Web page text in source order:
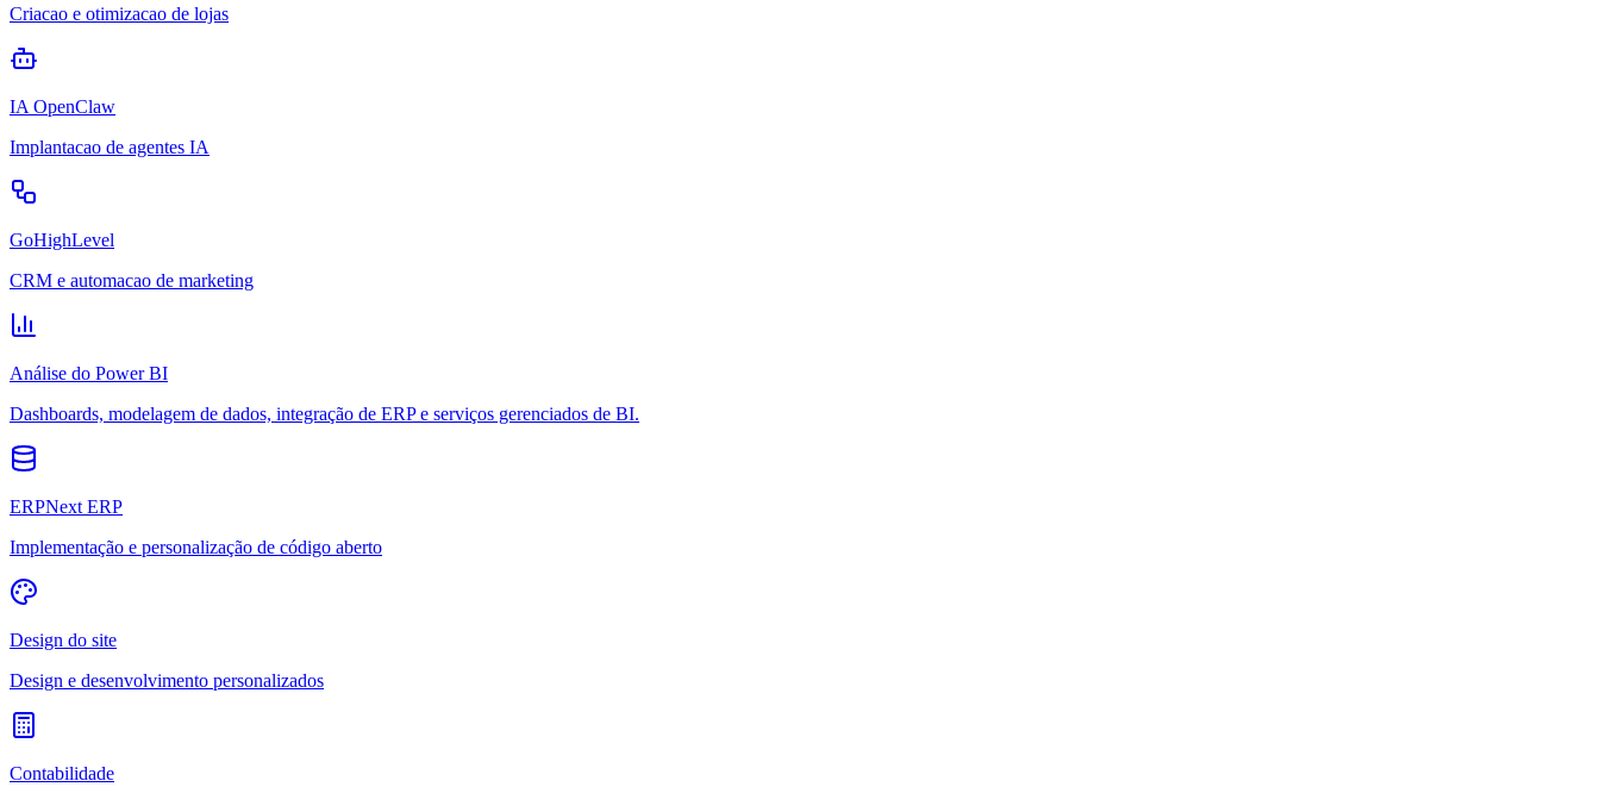
Criacao e otimizacao de lojas
IA OpenClaw
Implantacao de agentes IA
GoHighLevel
CRM e automacao de marketing
Análise do Power BI
Dashboards, modelagem de dados, integração de ERP e serviços gerenciados de BI.
ERPNext ERP
Implementação e personalização de código aberto
Design do site
Design e desenvolvimento personalizados
Contabilidade